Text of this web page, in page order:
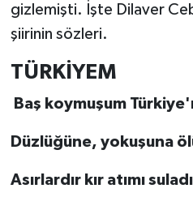
gizlemişti. İşte Dilaver
şiirinin sözleri.
TÜRKİYEM
Baş koymuşum
Düzlüğüne, yokuşuna
Asırlardır kır atımı